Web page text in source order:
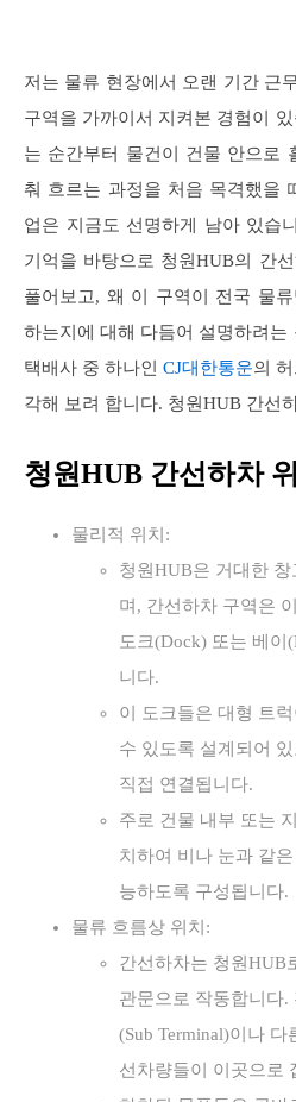
저는 물류 현장에서 오랜 기간 근
구역을 가까이서 지켜본 경험이
는 순간부터 물건이 건물 안으로
춰 흐르는 과정을 처음 목격했을
업은 지금도 선명하게 남아 있습
기억을 바탕으로 청원HUB의 간
풀어보고, 왜 이 구역이 전국 물
하는지에 대해 다듬어 설명하려는
택배사 중 하나인 CJ대한통운의
각해 보려 합니다. 청원HUB 간선
청원HUB 간선하차
물리적 위치:
청원HUB은 거대한
며, 간선하차 구역은
도크(Dock) 또는 베이
니다.
이 도크들은 대형 트
수 있도록 설계되어
직접 연결됩니다.
주로 건물 내부 또는
치하여 비나 눈과 같
능하도록 구성됩니다.
물류 흐름상 위치:
간선하차는 청원HUB
관문으로 작동합니다.
(Sub Terminal)이나
선차량들이 이곳으로